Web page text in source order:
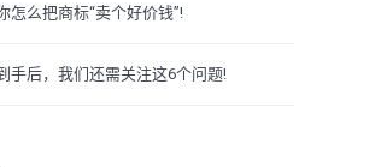
怎么把商标“卖个好价钱”!
手后，我们还需关注这6个问题!